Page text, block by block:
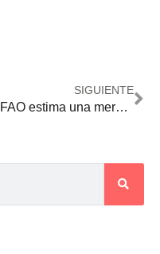
SIGUIENTE
La FAO estima una merma de 38,9 millones de toneladas en la producción mundial de cereales del 2022